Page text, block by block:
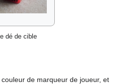
dé de cible
de marqueur de joueur, et